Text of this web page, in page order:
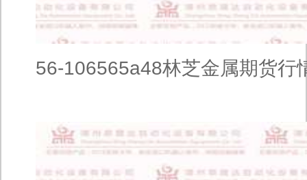
56-106565a48林芝金属期货行